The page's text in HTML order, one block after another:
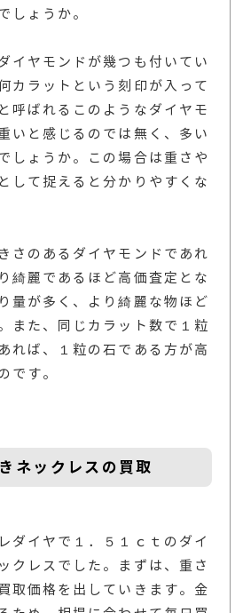
しょうか。
イヤモンドが幾つも付いてい
カラットという刻印が入って
呼ばれるこのようなダイヤモ
いと感じるのでは無く、多い
しょうか。この場合は重さや
して捉えると分かりやすくな
さのあるダイヤモンドであれ
綺麗であるほど高価査定とな
量が多く、より綺麗な物ほど
また、同じカラット数で１粒
れば、１粒の石である方が高
です。
ネックレスの買取
ダイヤで１．５１ｃｔのダイ
クレスでした。まずは、重さ
取価格を出していきます。金